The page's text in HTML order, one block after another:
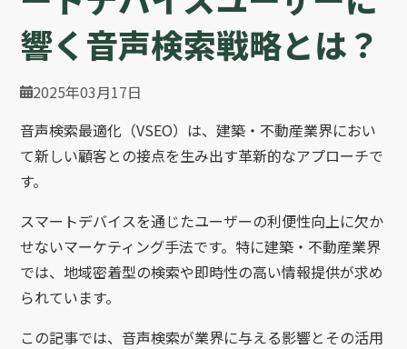
響く音声検索戦略とは？
2025年03月17日
音声検索最適化（VSEO）は、建築・不動産業界におい
て新しい顧客との接点を生み出す革新的なアプローチで
す。
スマートデバイスを通じたユーザーの利便性向上に欠か
せないマーケティング手法です。特に建築・不動産業界
では、地域密着型の検索や即時性の高い情報提供が求め
られています。
この記事では、音声検索が業界に与える影響とその活用